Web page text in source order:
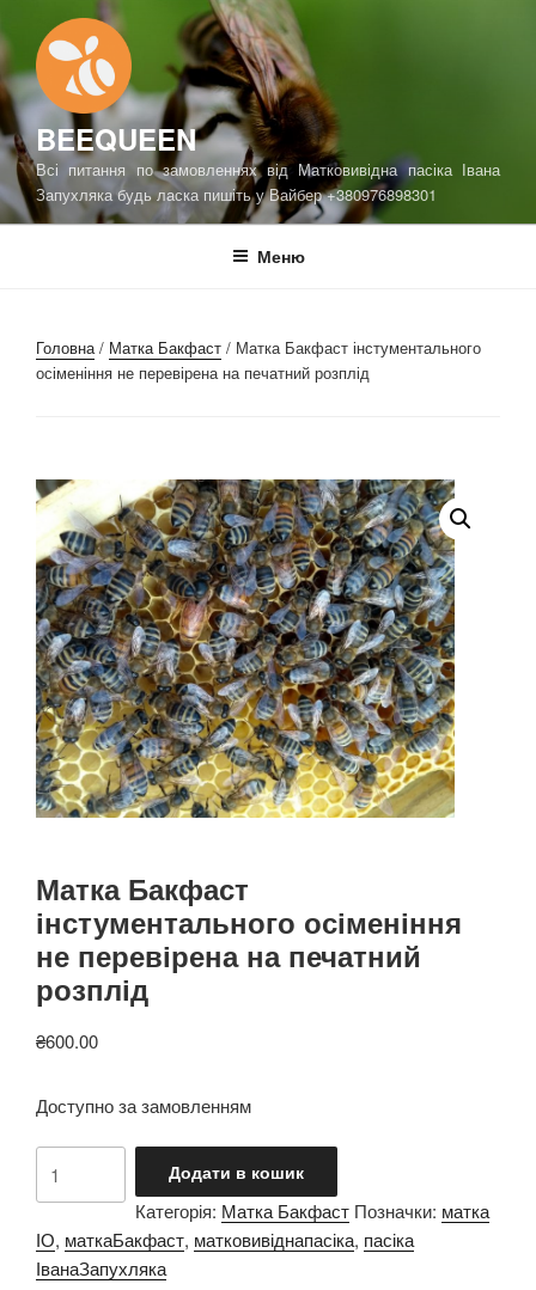
до
вмісту
BEEQUEEN
Всі питання по замовленнях від Матковивідна пасіка Івана
Запухляка будь ласка пишіть у Вайбер +380976898301
Меню
Головна / Матка Бакфаст / Матка Бакфаст інстументального
осіменіння не перевірена на печатний розплід
Матка Бакфаст
інстументального осіменіння
не перевірена на печатний
розплід
₴600.00
Доступно за замовленням
Бакфаст
інстументального
осіменіння
не
Додати в кошик
Категорія: Матка Бакфаст Позначки: матка
ІО, маткаБакфаст, матковивіднапасіка, пасіка
ІванаЗапухляка